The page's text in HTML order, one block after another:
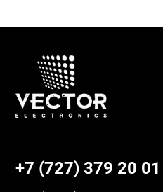
+7 (727) 379 20 01